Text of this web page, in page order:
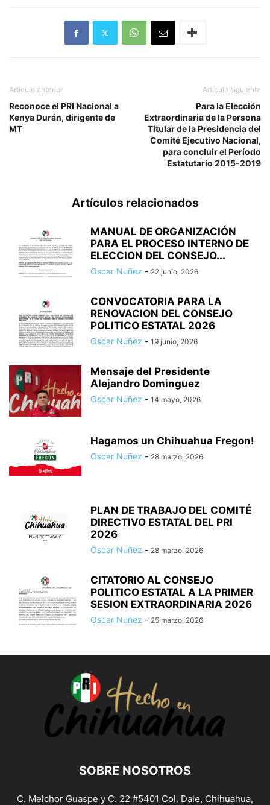
Artículo anterior
Reconoce el PRI Nacional a
Kenya Durán, dirigente de
MT
Artículo siguiente
Para la Elección
Extraordinaria de la Persona
Titular de la Presidencia del
Comité Ejecutivo Nacional,
para concluir el Período
Estatutario 2015-2019
Artículos relacionados
MANUAL DE ORGANIZACIÓN
PARA EL PROCESO INTERNO DE
ELECCION DEL CONSEJO...
Oscar Nuñez - 22 junio, 2026
CONVOCATORIA PARA LA
RENOVACION DEL CONSEJO
POLITICO ESTATAL 2026
Oscar Nuñez - 19 junio, 2026
Mensaje del Presidente
Alejandro Dominguez
Oscar Nuñez - 14 mayo, 2026
Hagamos un Chihuahua Fregon!
Oscar Nuñez - 28 marzo, 2026
PLAN DE TRABAJO DEL COMITÉ
DIRECTIVO ESTATAL DEL PRI
2026
Oscar Nuñez - 28 marzo, 2026
CITATORIO AL CONSEJO
POLITICO ESTATAL A LA PRIMER
SESION EXTRAORDINARIA 2026
Oscar Nuñez - 25 marzo, 2026
SOBRE NOSOTROS
C. Melchor Guaspe y C. 22 #5401 Col. Dale, Chihuahua,